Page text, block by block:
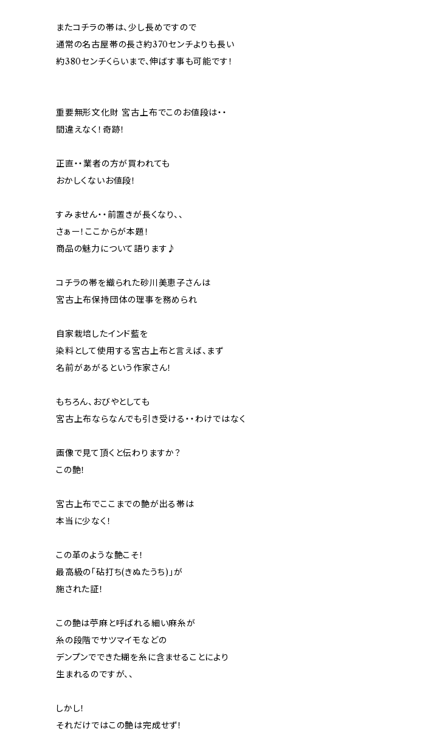
またコチラの帯は、少し長めですので
通常の名古屋帯の長さ約370センチよりも長い
約380センチくらいまで、伸ばす事も可能です！
重要無形文化財 宮古上布でこのお値段は・・
間違えなく！奇跡！
正直・・業者の方が買われても
おかしくないお値段！
すみません・・前置きが長くなり、、
さぁー！ここからが本題！
商品の魅力について語ります♪
コチラの帯を織られた砂川美恵子さんは
宮古上布保持団体の理事を務められ
自家栽培したインド藍を
染料として使用する宮古上布と言えば、まず
名前があがるという作家さん！
もちろん、おびやとしても
宮古上布ならなんでも引き受ける・・わけではなく
画像で見て頂くと伝わりますか？
この艶！
宮古上布でここまでの艶が出る帯は
本当に少なく！
この革のような艶こそ！
最高級の「砧打ち(きぬたうち)」が
施された証！
この艶は苧麻と呼ばれる細い麻糸が
糸の段階でサツマイモなどの
デンプンでできた糊を糸に含ませることにより
生まれるのですが、、
しかし！
それだけではこの艶は完成せず！